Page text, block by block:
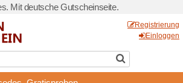
Rabattcodes.